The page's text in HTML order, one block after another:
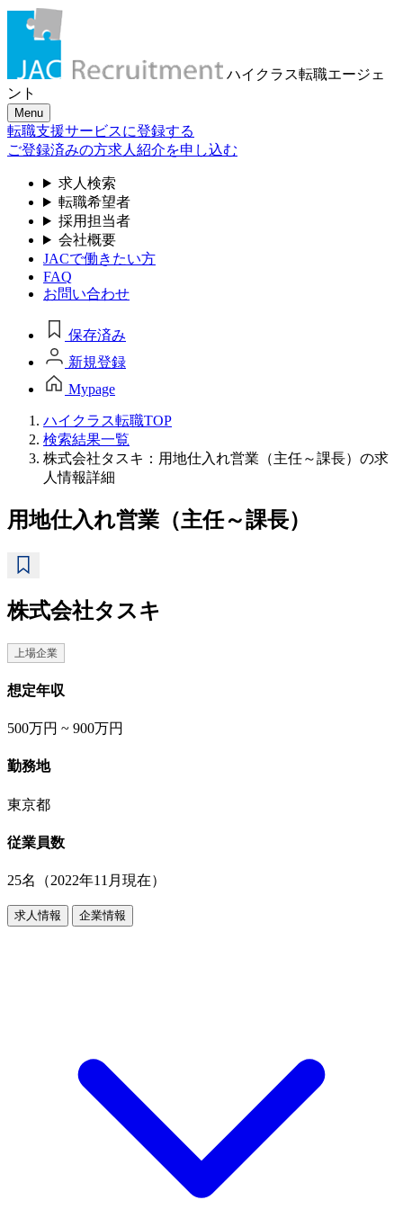
ハイクラス転職エージェ
ント
Menu
転職支援サービスに登録する
ご登録済みの方求人紹介を申し込む
求人検索
転職希望者
採用担当者
会社概要
JACで働きたい方
FAQ
お問い合わせ
保存済み
新規登録
Mypage
ハイクラス転職TOP
検索結果一覧
株式会社タスキ：用地仕入れ営業（主任～課長）の求
人情報詳細
用地仕入れ営業（主任～課長）
株式会社タスキ
上場企業
想定年収
500万円 ~ 900万円
勤務地
東京都
従業員数
25名（2022年11月現在）
求人情報 企業情報